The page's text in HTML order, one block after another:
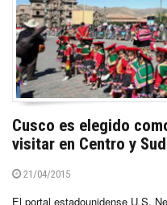
Cusco es elegido
visitar en Centro y
21/04/2015
El portal estadounidense U.S.